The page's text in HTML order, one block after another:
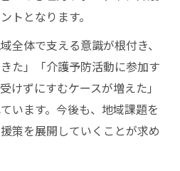
トとなります。
全体で支える意識が根付き、
た」「介護予防活動に参加す
けずにすむケースが増えた」
います。今後も、地域課題を
策を展開していくことが求め